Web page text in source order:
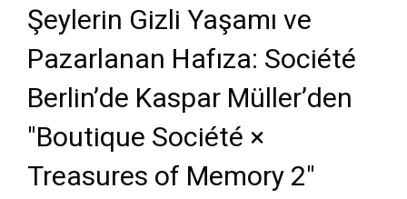
Şeylerin Gizli Yaşamı ve
Pazarlanan Hafıza: Société
Berlin’de Kaspar Müller’den
"Boutique Société ×
Treasures of Memory 2"